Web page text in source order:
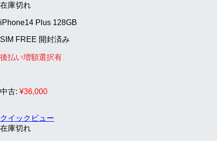
在庫切れ
iPhone14 Plus 128GB
SIM FREE 開封済み
後払い増額選択有
中古: ¥36,000
クイックビュー
在庫切れ